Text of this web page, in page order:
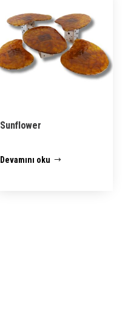
Sunflower
Devamını oku